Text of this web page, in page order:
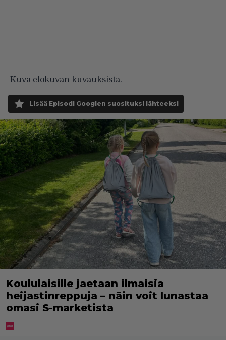
Kuva elokuvan kuvauksista.
Lisää Episodi Googlen suosituksi lähteeksi
Koululaisille jaetaan ilmaisia
heijastinreppuja – näin voit lunastaa
omasi S-marketista